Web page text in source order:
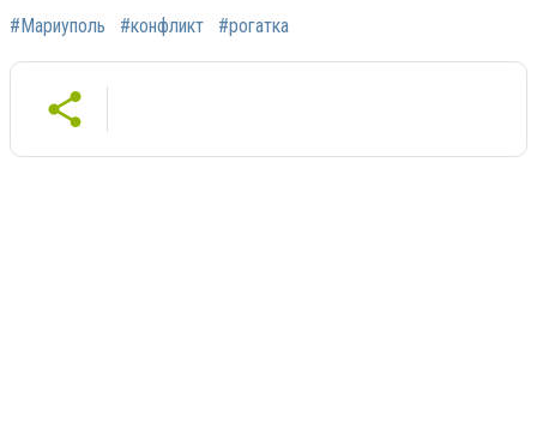
#Мариуполь #конфликт #рогатка